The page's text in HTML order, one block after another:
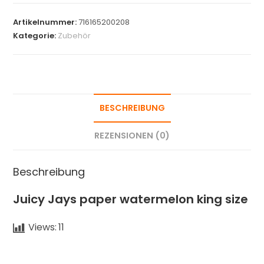
Artikelnummer:716165200208
Kategorie: Zubehör
BESCHREIBUNG
REZENSIONEN (0)
Beschreibung
Juicy Jays paper watermelon king size
Views:11